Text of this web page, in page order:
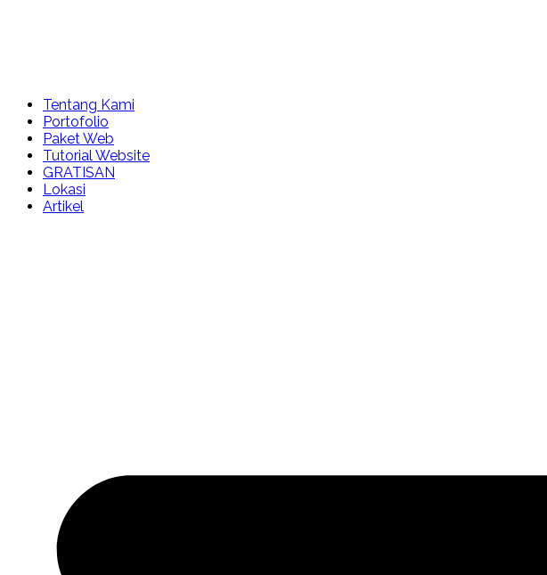
Tentang Kami
Portofolio
Paket Web
Tutorial Website
GRATISAN
Lokasi
Artikel